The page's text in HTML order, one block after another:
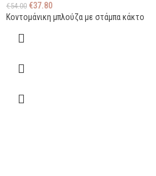
€54.00 €37.80
Κοντομάνικη μπλούζα με στάμπα κάκτο